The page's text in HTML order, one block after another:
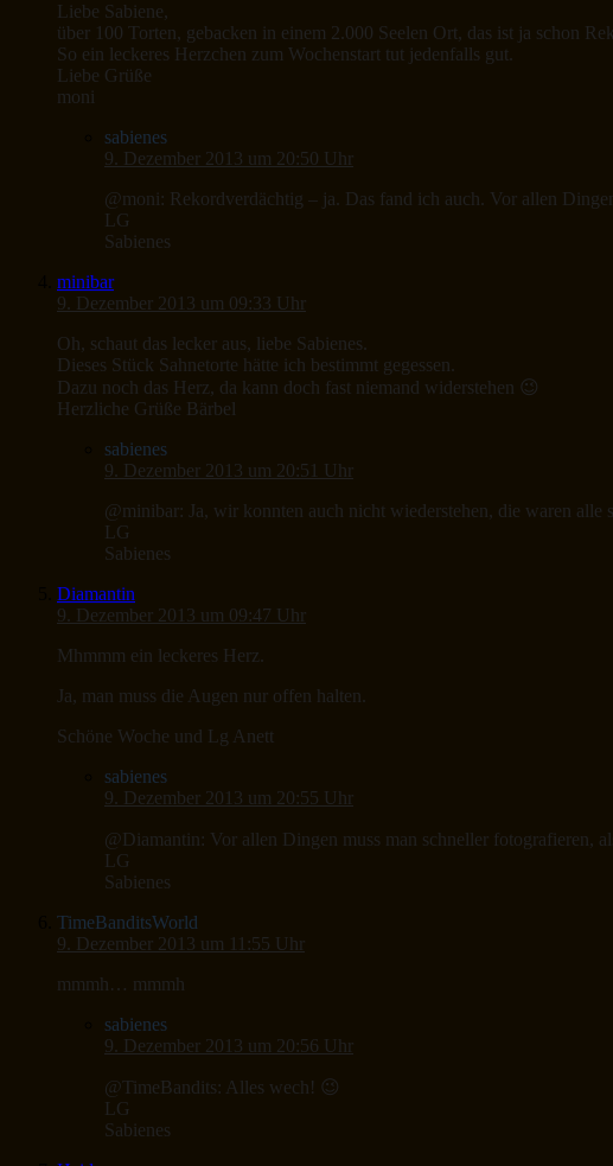
Liebe Sabiene,
über 100 Torten, gebacken in einem 2.000 Seelen Ort, das ist ja schon
So ein leckeres Herzchen zum Wochenstart tut jedenfalls gut.
Liebe Grüße
moni
sabienes
9. Dezember 2013 um 20:50 Uhr
@moni: Rekordverdächtig – ja. Das fand ich auch. Vor allen
LG
Sabienes
minibar
9. Dezember 2013 um 09:33 Uhr
Oh, schaut das lecker aus, liebe Sabienes.
Dieses Stück Sahnetorte hätte ich bestimmt gegessen.
Dazu noch das Herz, da kann doch fast niemand widerstehen 😉
Herzliche Grüße Bärbel
sabienes
9. Dezember 2013 um 20:51 Uhr
@minibar: Ja, wir konnten auch nicht wiederstehen, die waren alle
LG
Sabienes
Diamantin
9. Dezember 2013 um 09:47 Uhr
Mhmmm ein leckeres Herz.
Ja, man muss die Augen nur offen halten.
Schöne Woche und Lg Anett
sabienes
9. Dezember 2013 um 20:55 Uhr
@Diamantin: Vor allen Dingen muss man schneller fotografieren,
LG
Sabienes
TimeBanditsWorld
9. Dezember 2013 um 11:55 Uhr
mmmh… mmmh
sabienes
9. Dezember 2013 um 20:56 Uhr
@TimeBandits: Alles wech! 😉
LG
Sabienes